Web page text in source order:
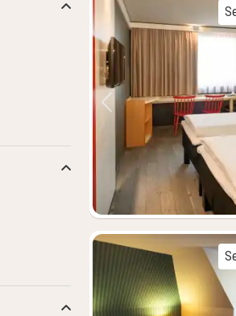
Vorheriges Bild